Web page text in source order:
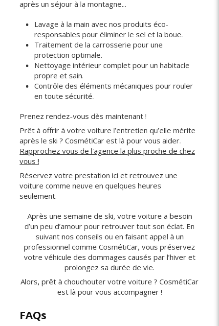
après un séjour à la montagne...
Lavage à la main avec nos produits éco-
responsables pour éliminer le sel et la boue.
Traitement de la carrosserie pour une
protection optimale.
Nettoyage intérieur complet pour un habitacle
propre et sain.
Contrôle des éléments mécaniques pour rouler
en toute sécurité.
Prenez rendez-vous dès maintenant !
Prêt à offrir à votre voiture l’entretien qu’elle mérite
après le ski ? CosmétiCar est là pour vous aider.
Rapprochez vous de l'agence la plus proche de chez
vous !
Réservez votre prestation ici et retrouvez une
voiture comme neuve en quelques heures
seulement.
Après une semaine de ski, votre voiture a besoin
d’un peu d’amour pour retrouver tout son éclat. En
suivant nos conseils ou en faisant appel à un
professionnel comme CosmétiCar, vous préservez
votre véhicule des dommages causés par l’hiver et
prolongez sa durée de vie.
Alors, prêt à chouchouter votre voiture ? CosmétiCar
est là pour vous accompagner !
FAQs